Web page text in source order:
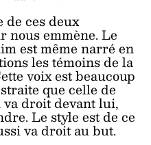
de ces deux
nous emmène. Le
est même narré en
les témoins de la
voix est beaucoup
que celle de
droit devant lui,
Le style est de ce
va droit au but.